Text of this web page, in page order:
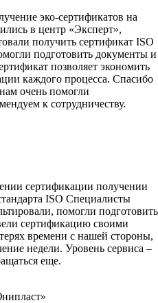
эко-сертификатов на
в центр «Эксперт»,
получить сертификат ISO
подготовить документы и
позволяет экономить
каждого процесса. Спасибо
очень помогли
к сотрудничеству.
сертификации получении
ISO Специалисты
помогли подготовить
сертификацию своими
времени с нашей стороны,
недели. Уровень сервиса –
еще.